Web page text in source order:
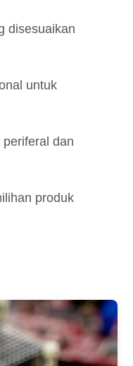
disesuaikan
untuk
dan
produk